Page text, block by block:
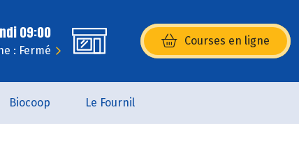
09:00
: Fermé
Courses en ligne
(s’ouvre dans une nouvelle
Biocoop Le Fournil